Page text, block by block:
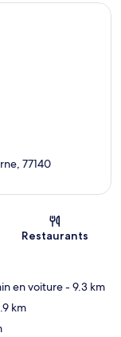
77140
Restaurants
en voiture- 9.3 km
km